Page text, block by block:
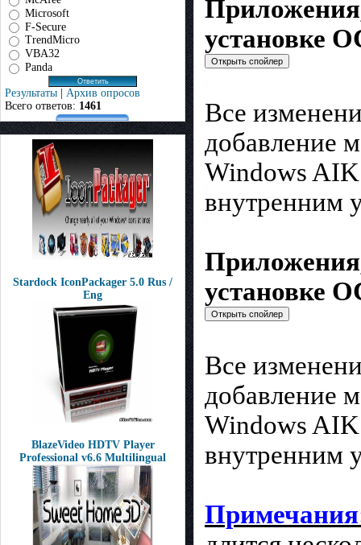
Microsoft
F-Secure
TrendMicro
VBA32
Panda
Результаты | Архив опросов
Всего ответов: 1461
Stardock IconPackager 5.0 Rus /
Eng
BlazeVideo HDTV Player
Professional v6.6 Multilingual
установке
Все
добавление
Windows
внутренним
установке
Все
добавление
Windows
внутренним